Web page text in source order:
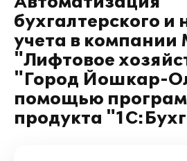
бухгалтерского и
учета в компании
"Лифтовое
"Город Йошкар-
помощью
продукта